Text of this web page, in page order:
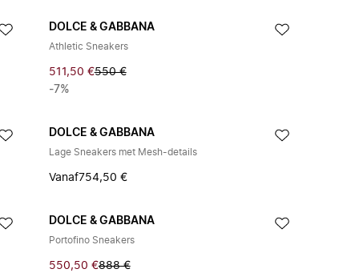
DOLCE & GABBANA
Athletic Sneakers
511,50 €550 €
-7%
DOLCE & GABBANA
Lage Sneakers met Mesh-details
Vanaf754,50 €
DOLCE & GABBANA
Portofino Sneakers
550,50 €888 €